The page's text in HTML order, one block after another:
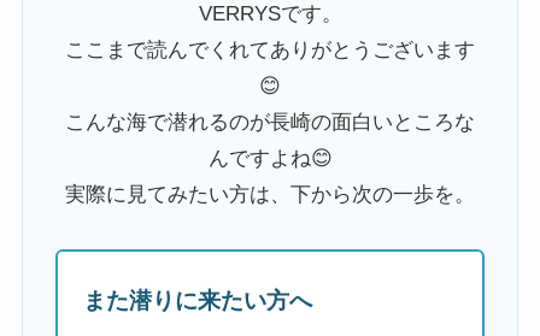
VERRYSです。
ここまで読んでくれてありがとうございます
😊
こんな海で潜れるのが長崎の面白いところな
んですよね😊
実際に見てみたい方は、下から次の一歩を。
また潜りに来たい方へ